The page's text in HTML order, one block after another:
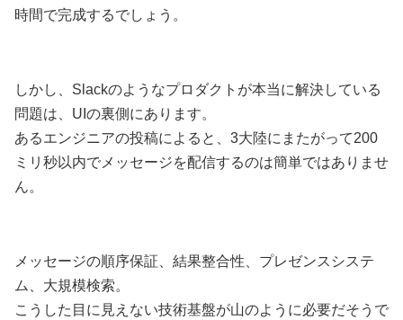
時間で完成するでしょう。
しかし、Slackのようなプロダクトが本当に解決している
問題は、UIの裏側にあります。
あるエンジニアの投稿によると、3大陸にまたがって200
ミリ秒以内でメッセージを配信するのは簡単ではありませ
ん。
メッセージの順序保証、結果整合性、プレゼンスシステ
ム、大規模検索。
こうした目に見えない技術基盤が山のように必要だそうで